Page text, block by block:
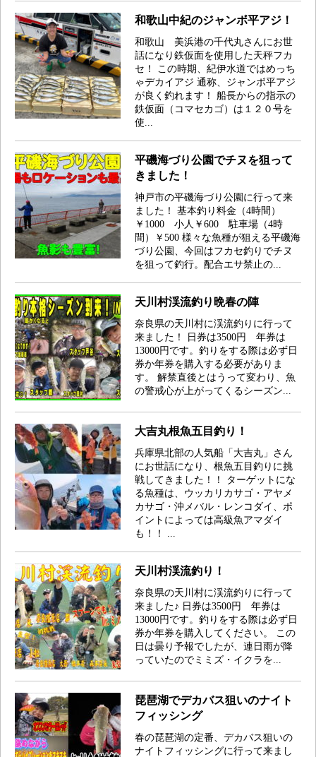
和歌山中紀のジャンボ平アジ！
和歌山 美浜港の千代丸さんにお世
話になり鉄仮面を使用した天秤フカ
セ！ この時期、紀伊水道ではめっち
ゃデカイアジ 通称、ジャンボ平アジ
が良く釣れます！ 船長からの指示の
鉄仮面（コマセカゴ）は１２０号を
使...
平磯海づり公園でチヌを狙って
きました！
神戸市の平磯海づり公園に行って来
ました！ 基本釣り料金（4時間）
￥1000 小人￥600 駐車場（4時
間）￥500 様々な魚種が狙える平磯海
づり公園、今回はフカセ釣りでチヌ
を狙って釣行。配合エサ禁止の...
天川村渓流釣り晩春の陣
奈良県の天川村に渓流釣りに行って
来ました！ 日券は3500円 年券は
13000円です。釣りをする際は必ず日
券か年券を購入する必要がありま
す。 解禁直後とはうって変わり、魚
の警戒心が上がってくるシーズン...
大吉丸根魚五目釣り！
兵庫県北部の人気船「大吉丸」さん
にお世話になり、根魚五目釣りに挑
戦してきました！！ ターゲットにな
る魚種は、ウッカリカサゴ・アヤメ
カサゴ・沖メバル・レンコダイ、ポ
イントによっては高級魚アマダイ
も！！ ...
天川村渓流釣り！
奈良県の天川村に渓流釣りに行って
来ました♪ 日券は3500円 年券は
13000円です。釣りをする際は必ず日
券か年券を購入してください。 この
日は曇り予報でしたが、連日雨が降
っていたのでミミズ・イクラを...
琵琶湖でデカバス狙いのナイト
フィッシング
春の琵琶湖の定番、デカバス狙いの
ナイトフィッシングに行って来まし